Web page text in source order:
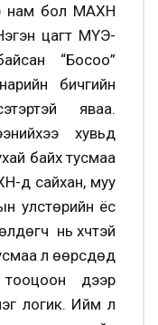
нам бол МАХН
цагт МҮЭ-
“Босоо”
бичгийн
яваа.
хувьд
байх тусмаа
д сайхан, муу
улстөрийн ёс
нь хүчтэй
л өөрсдөд
дээр
логик. Ийм л